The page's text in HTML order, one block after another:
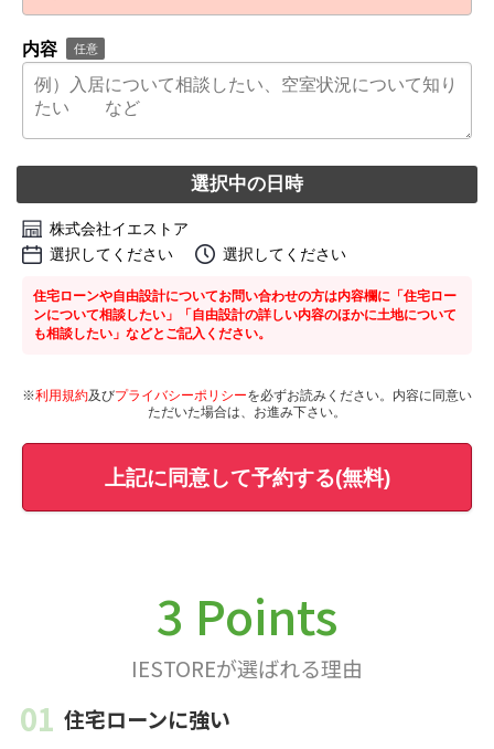
内容 任意
選択中の日時
株式会社イエストア
選択してください
選択してください
住宅ローンや自由設計についてお問い合わせの方は内容欄に「住宅ロー
ンについて相談したい」「自由設計の詳しい内容のほかに土地について
も相談したい」などとご記入ください。
※利用規約及びプライバシーポリシーを必ずお読みください。内容に同意い
ただいた場合は、お進み下さい。
上記に同意して予約する(無料)
3 Points
IESTOREが選ばれる理由
住宅ローンに強い